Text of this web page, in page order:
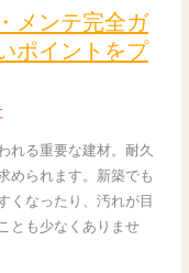
メンテ完全ガ
ポイントをプ
れる重要な建材。耐久
められます。新築でも
くなったり、汚れが目
とも少なくありませ